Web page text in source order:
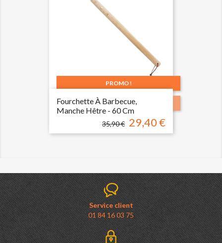
Fourchette À Barbecue,
Manche Hêtre - 60 Cm
Prix
de
35,90 € Prix
29,40 €
PROMO !
-6,50 €
Service client
01 84 16 03 75